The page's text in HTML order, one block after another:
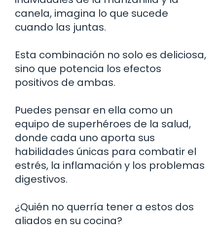
canela, imagina lo que sucede
cuando las juntas.
Esta combinación no solo es deliciosa,
sino que potencia los efectos
positivos de ambas.
Puedes pensar en ella como un
equipo de superhéroes de la salud,
donde cada uno aporta sus
habilidades únicas para combatir el
estrés, la inflamación y los problemas
digestivos.
¿Quién no querría tener a estos dos
aliados en su cocina?